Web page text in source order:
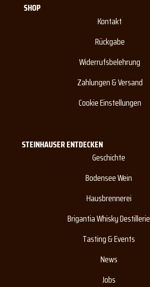
STEINHAUSER ENTDECKEN
Geschichte
Bodensee Wein
Hausbrennerei
Brigantia Whisky Destillerie
Tasting & Events
News
Jobs
SHOP
Kontakt
Rückgabe
Widerrufsbelehrung
Zahlungen & Versand
Cookie Einstellungen